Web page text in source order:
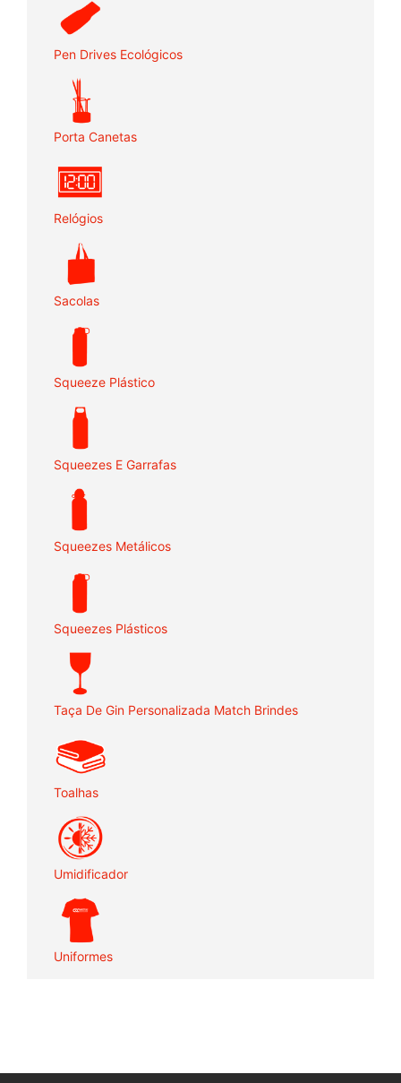
Pen Drives Ecológicos
Porta Canetas
Relógios
Sacolas
Squeeze Plástico
Squeezes E Garrafas
Squeezes Metálicos
Squeezes Plásticos
Taça De Gin Personalizada Match Brindes
Toalhas
Umidificador
Uniformes